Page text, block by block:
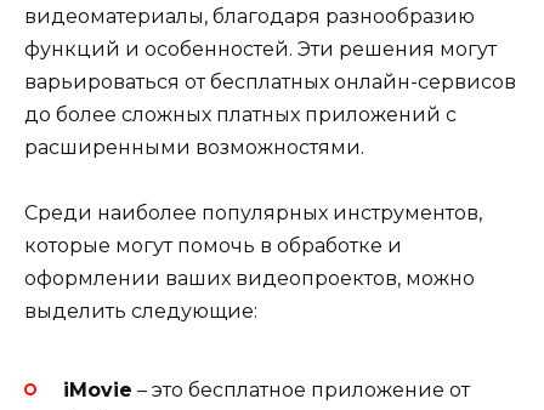
видеоматериалы, благодаря разнообразию
функций и особенностей. Эти решения могут
варьироваться от бесплатных онлайн-сервисов
до более сложных платных приложений с
расширенными возможностями.
Среди наиболее популярных инструментов,
которые могут помочь в обработке и
оформлении ваших видеопроектов, можно
выделить следующие:
iMovie – это бесплатное приложение от